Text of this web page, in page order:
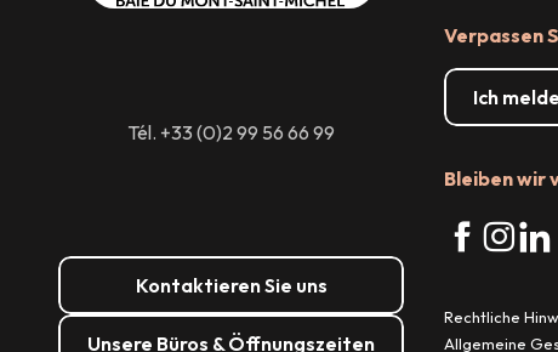
Tél. +33 (0)2 99 56 66 99
Kontaktieren Sie uns
Unsere Büros & Öffnungszeiten
Verpassen
Ich
Bleiben wir
Rechtliche
Allgemeine